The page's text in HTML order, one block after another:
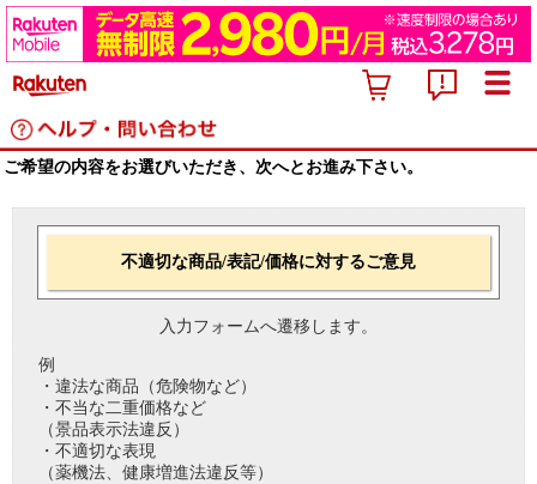
ご希望の内容をお選びいただき、次へとお進み下さい。
不適切な商品/表記/価格に対するご意見
入力フォームへ遷移します。
例
・違法な商品（危険物など）
・不当な二重価格など
（景品表示法違反）
・不適切な表現
（薬機法、健康増進法違反等）